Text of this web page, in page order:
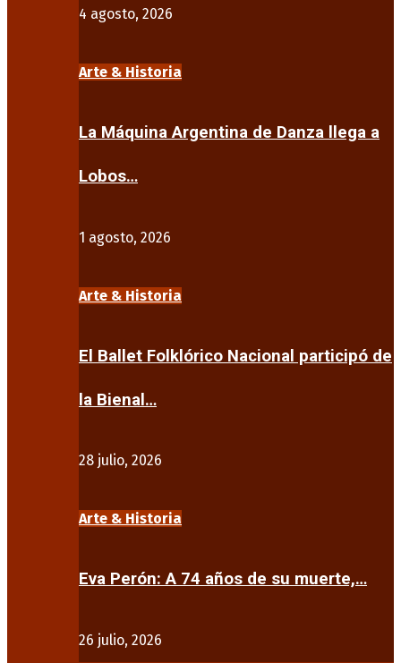
4 agosto, 2026
Arte & Historia
La Máquina Argentina de Danza llega a
Lobos…
1 agosto, 2026
Arte & Historia
El Ballet Folklórico Nacional participó de
la Bienal…
28 julio, 2026
Arte & Historia
Eva Perón: A 74 años de su muerte,…
26 julio, 2026